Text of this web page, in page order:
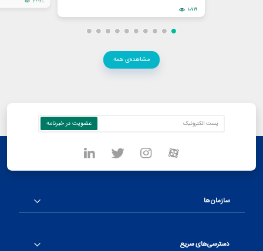
10719
مشاهده‌ی همه
سازمان‌ها
دسترسی‌های سریع